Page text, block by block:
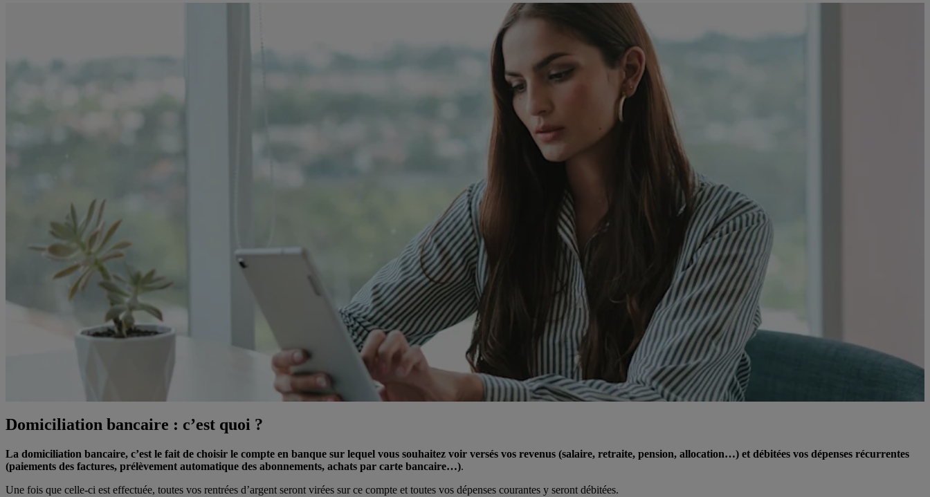
Domiciliation bancaire : c’est quoi ?
La domiciliation bancaire, c’est le fait de choisir le compte en banque sur lequel vous souhaitez voir versés vos revenus (salaire, retraite, pension, allocation…) et débitées vos dépenses récurrentes
(paiements des factures, prélèvement automatique des abonnements, achats par carte bancaire…).
Une fois que celle-ci est effectuée, toutes vos rentrées d’argent seront virées sur ce compte et toutes vos dépenses courantes y seront débitées.